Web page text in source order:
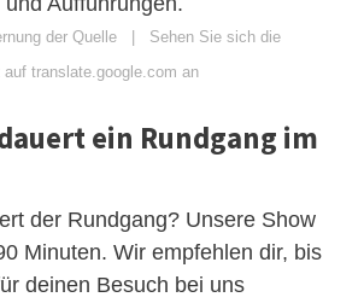
der Quelle | Sehen Sie sich die
translate.google.com an
ein Rundgang im
der Rundgang? Unsere Show
Minuten. Wir empfehlen dir, bis
deinen Besuch bei uns